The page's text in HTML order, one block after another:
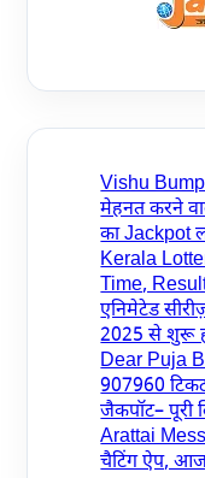
Vishu
मेहनत करने
का Jackpot
Kerala
Time,
एनिमेटेड
2025 से शुरू
Dear Puja
907960
जैकपॉट– पूरी
Arattai
चैटिंग ऐप, आज